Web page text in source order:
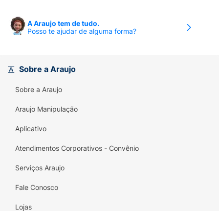
A Araujo tem de tudo.
Posso te ajudar de alguma forma?
Sobre a Araujo
Sobre a Araujo
Araujo Manipulação
Aplicativo
Atendimentos Corporativos - Convênio
Serviços Araujo
Fale Conosco
Lojas